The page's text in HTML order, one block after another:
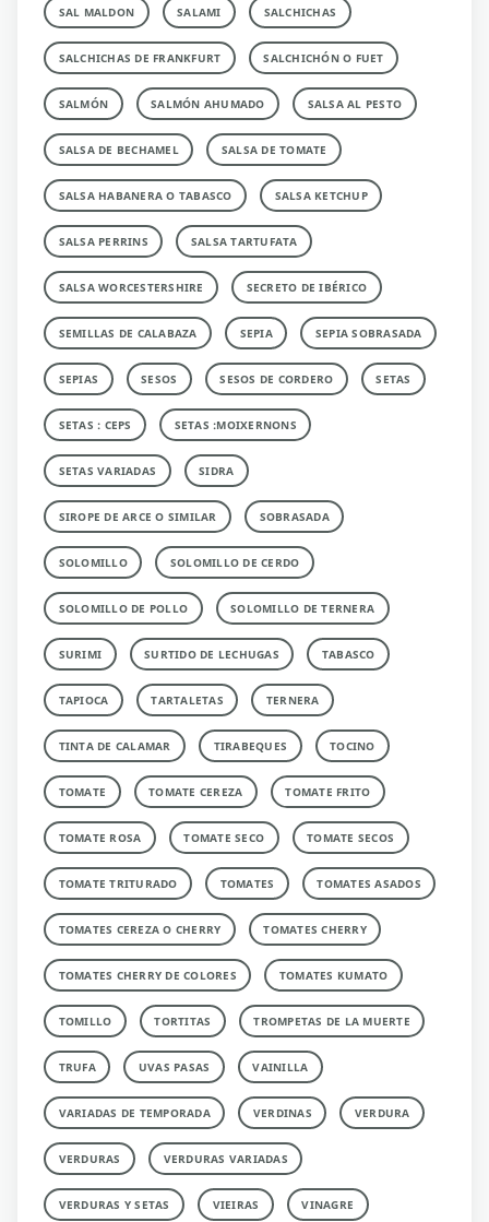
SAL MALDON SALAMI SALCHICHAS
SALCHICHAS DE FRANKFURT SALCHICHÓN O FUET
SALMÓN SALMÓN AHUMADO SALSA AL PESTO
SALSA DE BECHAMEL SALSA DE TOMATE
SALSA HABANERA O TABASCO SALSA KETCHUP
SALSA PERRINS SALSA TARTUFATA
SALSA WORCESTERSHIRE SECRETO DE IBÉRICO
SEMILLAS DE CALABAZA SEPIA SEPIA SOBRASADA
SEPIAS SESOS SESOS DE CORDERO SETAS
SETAS : CEPS SETAS :MOIXERNONS
SETAS VARIADAS SIDRA
SIROPE DE ARCE O SIMILAR SOBRASADA
SOLOMILLO SOLOMILLO DE CERDO
SOLOMILLO DE POLLO SOLOMILLO DE TERNERA
SURIMI SURTIDO DE LECHUGAS TABASCO
TAPIOCA TARTALETAS TERNERA
TINTA DE CALAMAR TIRABEQUES TOCINO
TOMATE TOMATE CEREZA TOMATE FRITO
TOMATE ROSA TOMATE SECO TOMATE SECOS
TOMATE TRITURADO TOMATES TOMATES ASADOS
TOMATES CEREZA O CHERRY TOMATES CHERRY
TOMATES CHERRY DE COLORES TOMATES KUMATO
TOMILLO TORTITAS TROMPETAS DE LA MUERTE
TRUFA UVAS PASAS VAINILLA
VARIADAS DE TEMPORADA VERDINAS VERDURA
VERDURAS VERDURAS VARIADAS
VERDURAS Y SETAS VIEIRAS VINAGRE